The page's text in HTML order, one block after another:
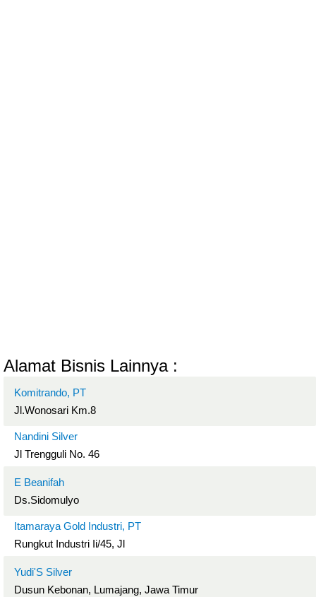
Alamat Bisnis Lainnya :
Komitrando, PT
Jl.Wonosari Km.8
Nandini Silver
Jl Trengguli No. 46
E Beanifah
Ds.Sidomulyo
Itamaraya Gold Industri, PT
Rungkut Industri Ii/45, Jl
Yudi'S Silver
Dusun Kebonan, Lumajang, Jawa Timur